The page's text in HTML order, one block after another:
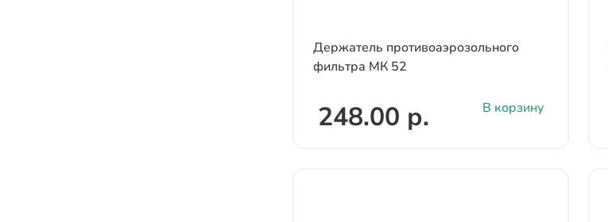
Держатель противоаэрозольного
фильтра МК 52
248.00 р. В корзину